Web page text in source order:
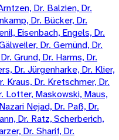
Dr. Balzien, Dr.
Dr. Bücker, Dr.
Eisenbach, Engels, Dr.
Dr. Gemünd, Dr.
Grund, Dr. Harms, Dr.
Dr. Jürgenharke, Dr. Klier,
Kraus, Dr. Kretschmer, Dr.
Lotter, Maskowski, Maus,
Nejad, Dr. Paß, Dr.
Dr. Ratz, Scherberich,
Dr. Sharif, Dr.